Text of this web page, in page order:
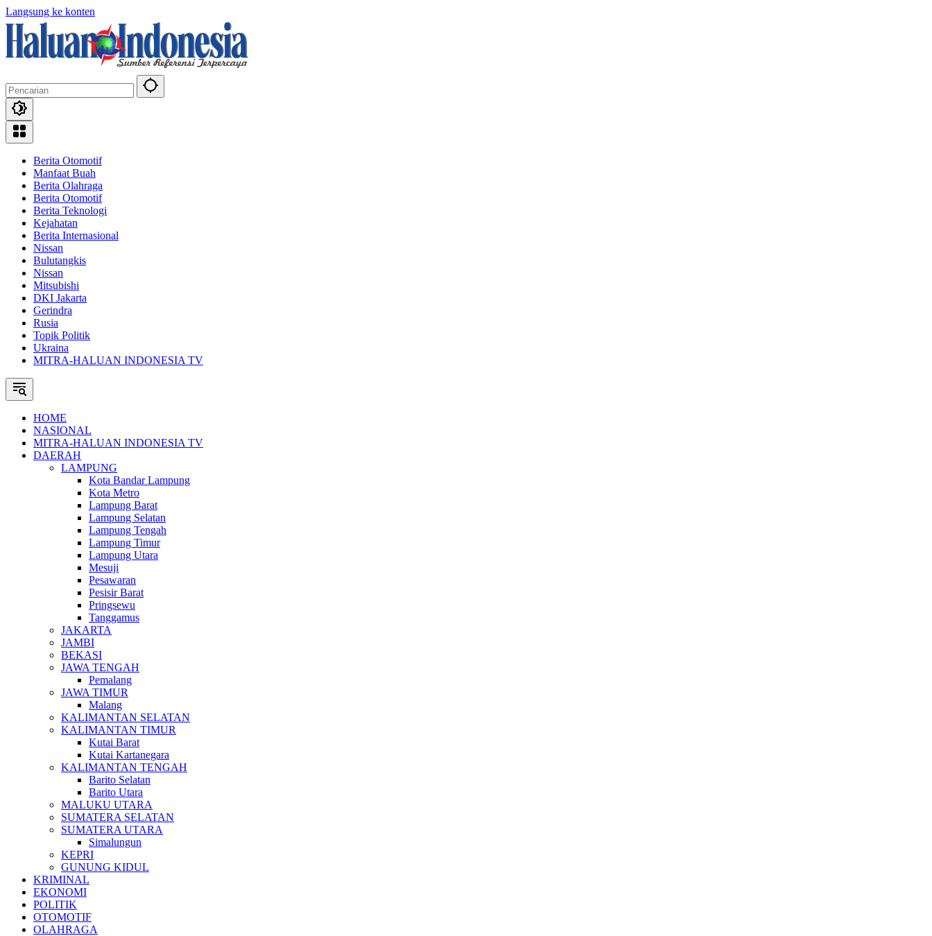
Langsung ke konten
Berita Otomotif
Manfaat Buah
Berita Olahraga
Berita Otomotif
Berita Teknologi
Kejahatan
Berita Internasional
Nissan
Bulutangkis
Nissan
Mitsubishi
DKI Jakarta
Gerindra
Rusia
Topik Politik
Ukraina
MITRA-HALUAN INDONESIA TV
HOME
NASIONAL
MITRA-HALUAN INDONESIA TV
DAERAH
LAMPUNG
Kota Bandar Lampung
Kota Metro
Lampung Barat
Lampung Selatan
Lampung Tengah
Lampung Timur
Lampung Utara
Mesuji
Pesawaran
Pesisir Barat
Pringsewu
Tanggamus
JAKARTA
JAMBI
BEKASI
JAWA TENGAH
Pemalang
JAWA TIMUR
Malang
KALIMANTAN SELATAN
KALIMANTAN TIMUR
Kutai Barat
Kutai Kartanegara
KALIMANTAN TENGAH
Barito Selatan
Barito Utara
MALUKU UTARA
SUMATERA SELATAN
SUMATERA UTARA
Simalungun
KEPRI
GUNUNG KIDUL
KRIMINAL
EKONOMI
POLITIK
OTOMOTIF
OLAHRAGA